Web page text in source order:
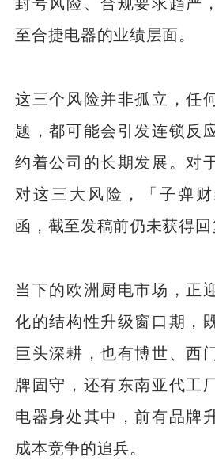
至合捷电器的业绩层面。
这三个风险并非孤立，任
题，都可能会引发连锁反
约着公司的长期发展。对
对这三大风险，「子弹
函，截至发稿前仍未获得回
当下的欧洲厨电市场，正
化的结构性升级窗口期，
巨头深耕，也有博世、西
牌固守，还有东南亚代工
电器身处其中，前有品牌
成本竞争的追兵。